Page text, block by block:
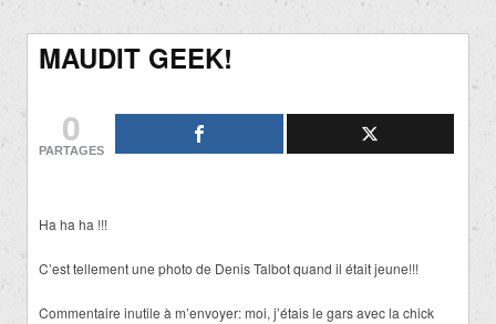
MAUDIT GEEK!
0
PARTAGES
Ha ha ha !!!
C’est tellement une photo de Denis Talbot quand il était jeune!!!
Commentaire inutile à m’envoyer: moi, j’étais le gars avec la chick